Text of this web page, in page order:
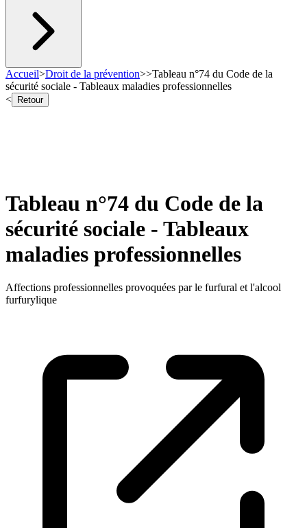
Accueil>Droit de la prévention>>Tableau n°74 du Code de la
sécurité sociale - Tableaux maladies professionnelles
<
Retour
Tableau n°74 du Code de la
sécurité sociale - Tableaux
maladies professionnelles
Affections professionnelles provoquées par le furfural et l'alcool
furfurylique